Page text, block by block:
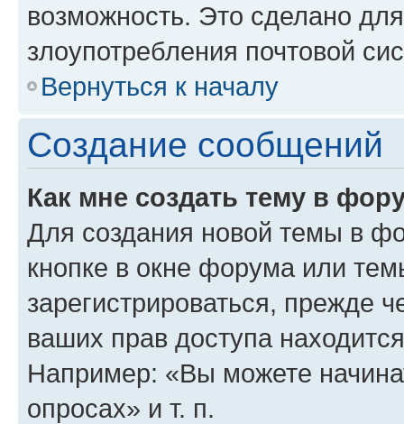
возможность. Это сделано
злоупотребления почтовой
Вернуться к началу
Создание сообщений
Как мне создать тему в
Для создания новой темы в
кнопке в окне форума или
зарегистрироваться, прежде
ваших прав доступа
Например: «Вы можете
опросах» и т. п.